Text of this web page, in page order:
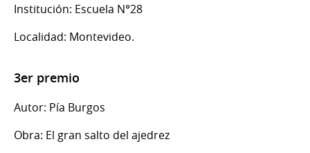
Institución: Escuela N°28
Localidad: Montevideo.
3er premio
Autor: Pía Burgos
Obra: El gran salto del ajedrez